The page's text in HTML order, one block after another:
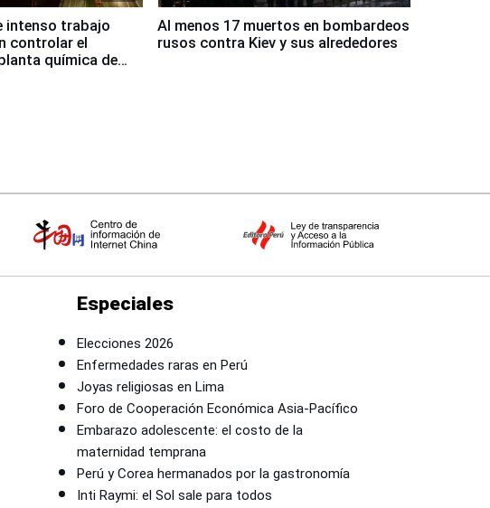
intenso trabajo
controlar el
química de
Al menos 17 muertos en bombardeos
rusos contra Kiev y sus alrededores
Especiales
Elecciones 2026
Enfermedades raras en Perú
Joyas religiosas en Lima
Foro de Cooperación Económica Asia-Pacífico
Embarazo adolescente: el costo de la
maternidad temprana
Perú y Corea hermanados por la gastronomía
Inti Raymi: el Sol sale para todos